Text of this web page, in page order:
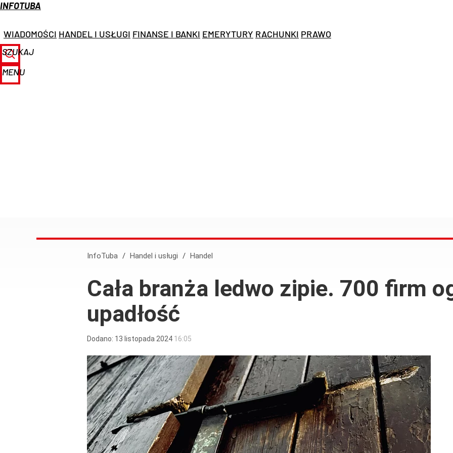
INFOTUBA
WIADOMOŚCI HANDEL I USŁUGI FINANSE I BANKI EMERYTURY RACHUNKI PRAWO
SZUKAJ
MENU
InfoTuba / Handel i usługi / Handel
Cała branża ledwo zipie. 700 firm
upadłość
Dodano: 13 listopada 2024 16:05